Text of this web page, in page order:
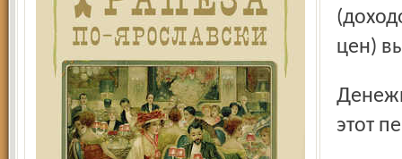
цен)
Денежный доход в расчёте на одного жителя области за
этот